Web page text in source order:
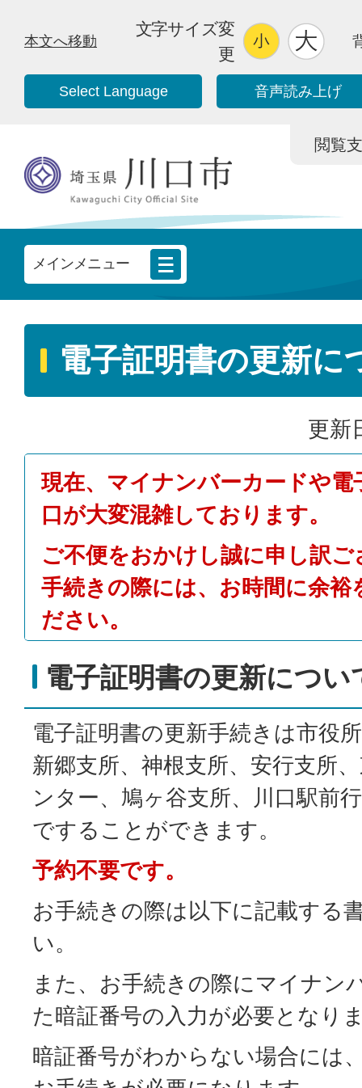
本文へ移動
文字サイズ変
更
Select Language 音声読み上げ
閲覧
メインメニュー
電子証明書の更新に
更新
現在、マイナンバーカードや電
口が大変混雑しております。
ご不便をおかけし誠に申し訳
手続きの際には、お時間に余裕
ださい。
電子証明書の更新につい
電子証明書の更新手続きは市役
新郷支所、神根支所、安行支所
ンター、鳩ヶ谷支所、川口駅前
ですることができます。
予約不要です。
お手続きの際は以下に記載する
い。
また、お手続きの際にマイナン
た暗証番号の入力が必要となり
暗証番号がわからない場合には